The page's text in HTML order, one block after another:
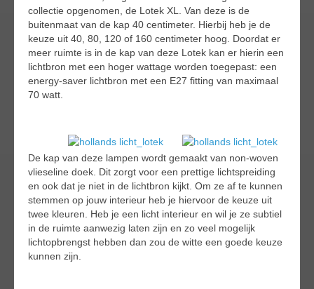
collectie opgenomen, de Lotek XL. Van deze is de
buitenmaat van de kap 40 centimeter. Hierbij heb je de
keuze uit 40, 80, 120 of 160 centimeter hoog. Doordat er
meer ruimte is in de kap van deze Lotek kan er hierin een
lichtbron met een hoger wattage worden toegepast: een
energy-saver lichtbron met een E27 fitting van maximaal
70 watt.
De kap van deze lampen wordt gemaakt van non-woven
vlieseline doek. Dit zorgt voor een prettige lichtspreiding
en ook dat je niet in de lichtbron kijkt. Om ze af te kunnen
stemmen op jouw interieur heb je hiervoor de keuze uit
twee kleuren. Heb je een licht interieur en wil je ze subtiel
in de ruimte aanwezig laten zijn en zo veel mogelijk
lichtopbrengst hebben dan zou de witte een goede keuze
kunnen zijn.